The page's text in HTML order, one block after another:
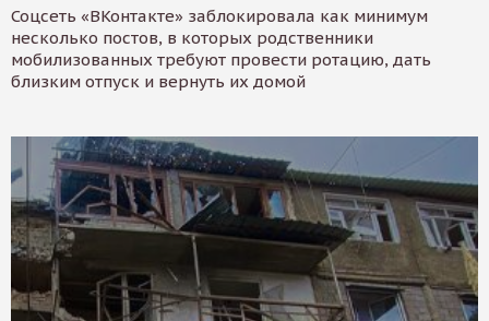
Соцсеть «ВКонтакте» заблокировала как минимум
несколько постов, в которых родственники
мобилизованных требуют провести ротацию, дать
близким отпуск и вернуть их домой